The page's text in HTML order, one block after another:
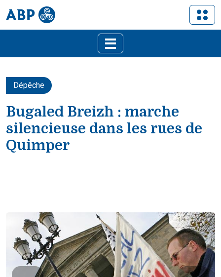
Dépêche
Bugaled Breizh : marche
silencieuse dans les rues de
Quimper